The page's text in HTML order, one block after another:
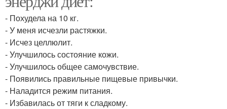
- Похудела на 10 кг.
- У меня исчезли растяжки.
- Исчез целлюлит.
- Улучшилось состояние кожи.
- Улучшилось общее самочувствие.
- Появились правильные пищевые привычки.
- Наладится режим питания.
- Избавилась от тяги к сладкому.